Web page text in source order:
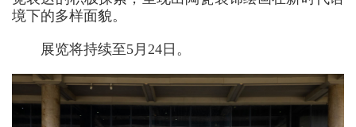
境下的多样面貌。
展览将持续至5月24日。